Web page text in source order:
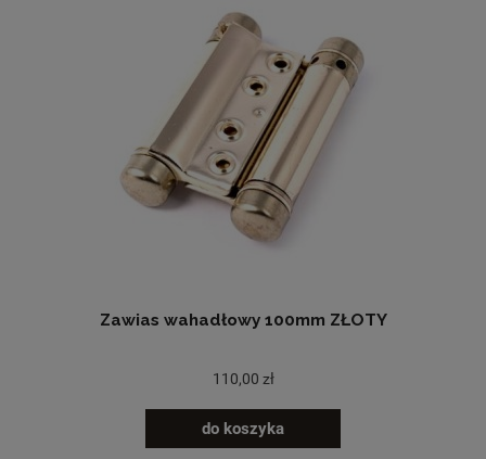
Zawias wahadłowy 100mm ZŁOTY
110,00 zł
do koszyka